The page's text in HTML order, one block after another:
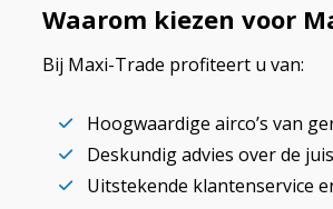
Waarom kiezen voor
Bij Maxi-Trade profiteert u van:
Hoogwaardige airco’s van
Deskundig advies over de
Uitstekende klantenservice